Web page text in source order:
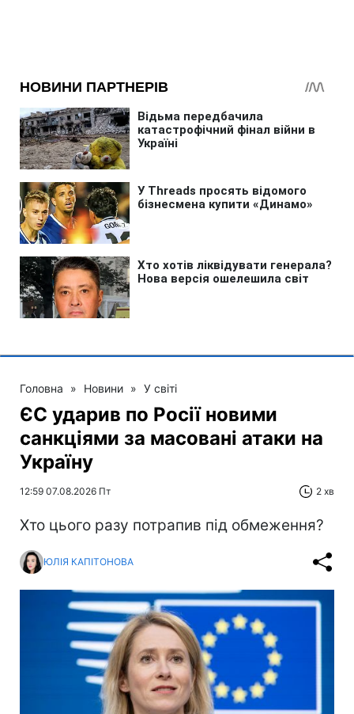
Головна » Новини » У світі
ЄС ударив по Росії новими
санкціями за масовані атаки на
Україну
12:59 07.08.2026 Пт 2 хв
Хто цього разу потрапив під обмеження?
ЮЛІЯ КАПІТОНОВА